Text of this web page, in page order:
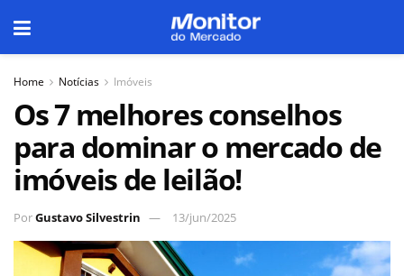
Home Notícias Imóveis
Os 7 melhores conselhos
para dominar o mercado de
imóveis de leilão!
PorGustavo Silvestrin 13/jun/2025